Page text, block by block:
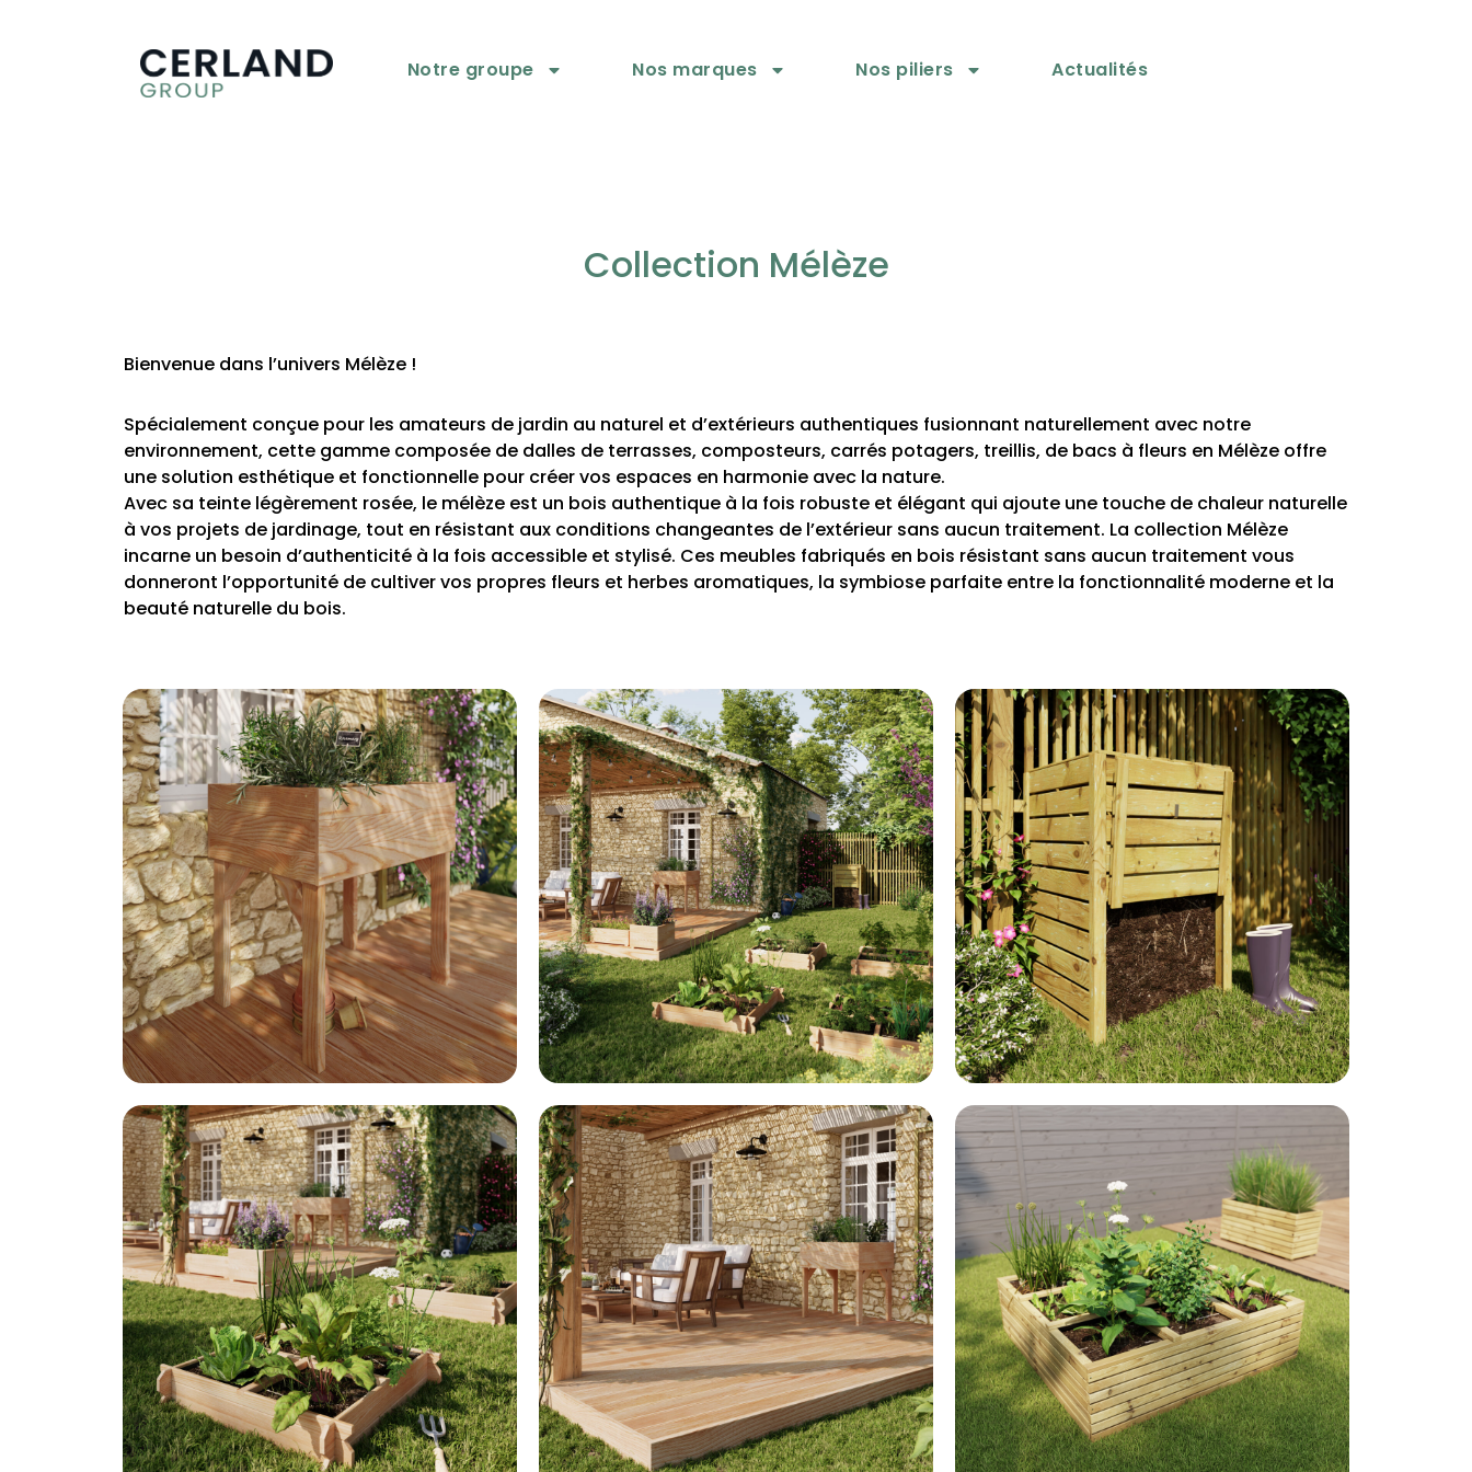
Notre groupe Nos marques Nos piliers Actualités
Collection Mélèze
Bienvenue dans l’univers Mélèze !
Spécialement conçue pour les amateurs de jardin au naturel et d’extérieurs authentiques fusionnant naturellement avec notre
environnement, cette gamme composée de dalles de terrasses, composteurs, carrés potagers, treillis, de bacs à fleurs en Mélèze offre
une solution esthétique et fonctionnelle pour créer vos espaces en harmonie avec la nature.
Avec sa teinte légèrement rosée, le mélèze est un bois authentique à la fois robuste et élégant qui ajoute une touche de chaleur naturelle
à vos projets de jardinage, tout en résistant aux conditions changeantes de l’extérieur sans aucun traitement. La collection Mélèze
incarne un besoin d’authenticité à la fois accessible et stylisé. Ces meubles fabriqués en bois résistant sans aucun traitement vous
donneront l’opportunité de cultiver vos propres fleurs et herbes aromatiques, la symbiose parfaite entre la fonctionnalité moderne et la
beauté naturelle du bois.